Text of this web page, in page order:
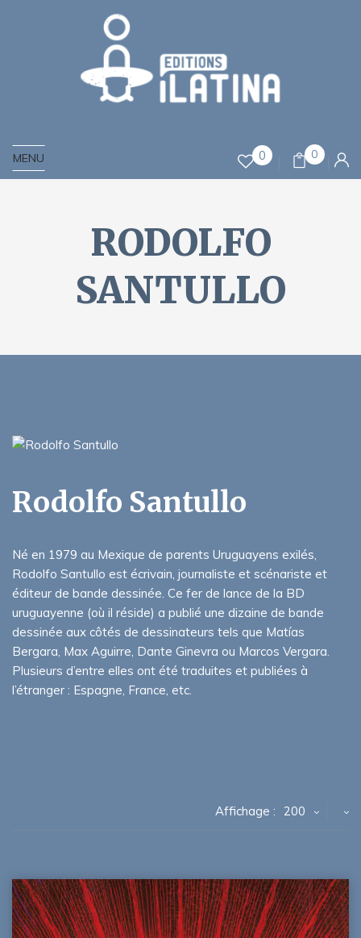
MENU 0 0
RODOLFO
SANTULLO
Rodolfo Santullo
Né en 1979 au Mexique de parents Uruguayens exilés,
Rodolfo Santullo est écrivain, journaliste et scénariste et
éditeur de bande dessinée. Ce fer de lance de la BD
uruguayenne (où il réside) a publié une dizaine de bande
dessinée aux côtés de dessinateurs tels que Matías
Bergara, Max Aguirre, Dante Ginevra ou Marcos Vergara.
Plusieurs d’entre elles ont été traduites et publiées à
l’étranger : Espagne, France, etc.
Affichage : 200